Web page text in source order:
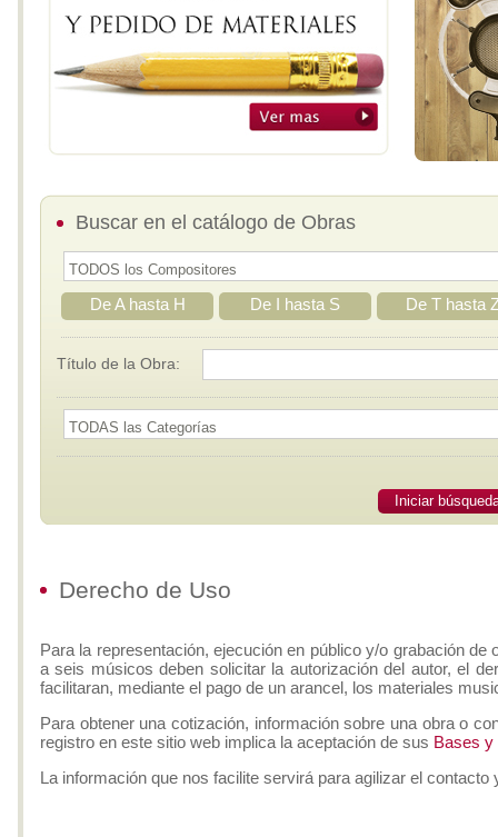
Buscar en el catálogo de Obras
De A hasta H De I hasta S De T hasta
Título de la Obra:
Iniciar
Derecho de Uso
Para la representación, ejecución en público y/o grabación
a seis músicos deben solicitar la autorización del autor, el
facilitaran, mediante el pago de un arancel, los materiales
Para obtener una cotización, información sobre una obra o
registro en este sitio web implica la aceptación de sus Bases y
La información que nos facilite servirá para agilizar el